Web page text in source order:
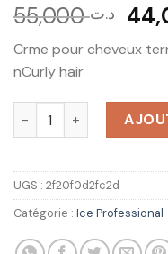
د.ت55,000 Le
Crme pour cheveux
nCurly hair
quantité de ICE
UGS : 2f20f0d2fc2d
Catégorie : Ice Professional